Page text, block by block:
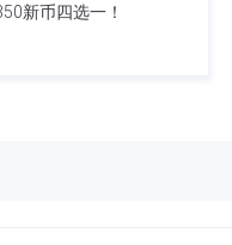
新币四选一！